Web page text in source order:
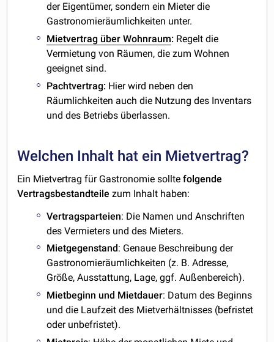
der Eigentümer, sondern ein Mieter die
Gastronomieräumlichkeiten unter.
Mietvertrag über Wohnraum: Regelt die
Vermietung von Räumen, die zum Wohnen
geeignet sind.
Pachtvertrag: Hier wird neben den
Räumlichkeiten auch die Nutzung des Inventars
und des Betriebs überlassen.
Welchen Inhalt hat ein Mietvertrag?
Ein Mietvertrag für Gastronomie solltefolgende
Vertragsbestandteile zum Inhalt haben:
Vertragsparteien: Die Namen und Anschriften
des Vermieters und des Mieters.
Mietgegenstand: Genaue Beschreibung der
Gastronomieräumlichkeiten (z. B. Adresse,
Größe, Ausstattung, Lage, ggf. Außenbereich).
Mietbeginn und Mietdauer: Datum des Beginns
und die Laufzeit des Mietverhältnisses (befristet
oder unbefristet).